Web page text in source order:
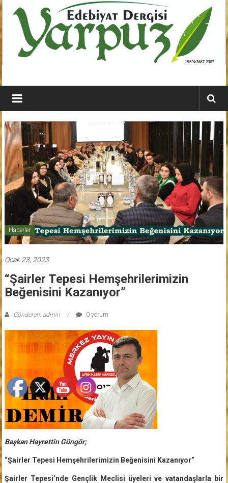
İçeriğe
geç
YARPUZ
Edebiyat
Dergisi
Kahramanmaraş'ın
En
Etkili
Edebiyat
Dergisi
Haberler
Ocak 23, 2023
“Şairler Tepesi Hemşehrilerimizin
Beğenisini Kazanıyor”
Gönderen: admin 0 yorum
Başkan Hayrettin Güngör;
“Şairler Tepesi Hemşehrilerimizin Beğenisini Kazanıyor”
Şairler Tepesi’nde Gençlik Meclisi üyeleri ve vatandaşlarla bir